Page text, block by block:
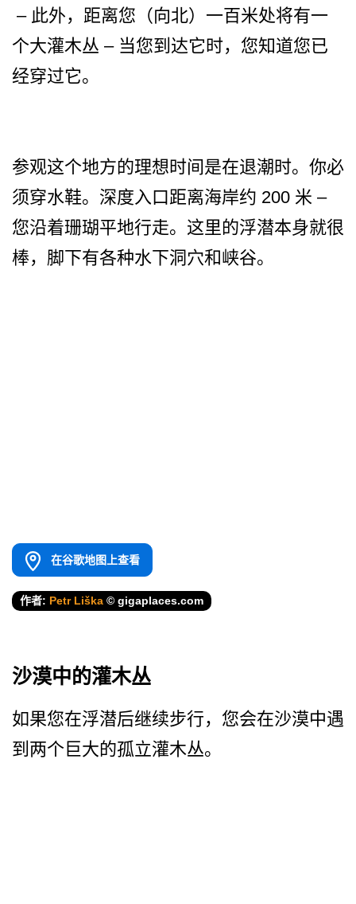
– 此外，距离您（向北）一百米­处将有一
个大灌木丛 – 当您到达它时，您知道您已
经穿过它。
参观这个地方的理想时间是在­退潮时。你必
须穿水鞋。深度入口距离海岸约 200 米 –
您沿着珊瑚平地行走。这里的­浮潜本身就很
棒，脚下有各种水下洞穴和峡谷。
在谷歌地图上查看
作者: Petr Liška © gigaplaces.com
沙漠中的灌木丛
如果您在浮潜后继续步行，您­会在沙漠中遇
到两个巨大的孤立灌木丛。